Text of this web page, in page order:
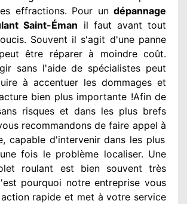
effractions. Pour un dépannage
Saint-Éman il faut avant tout
. Souvent il s'agit d'une panne
être réparerà moindrecoût.
sans l'aide de spécialistes peut
à accentuer les dommages et
bien plus importante !Afin de
risques et dans les plus brefs
recommandonsde faire appel à
, capable d'intervenirdans les plus
fois le problème localiser. Une
roulant est bien souvent très
pourquoi notre entreprise vous
rapide et met à votre service